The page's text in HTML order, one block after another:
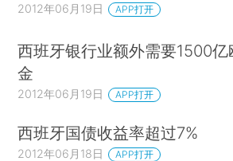
2012年06月19日 APP打开
西班牙银行业额外需要1500
金
2012年06月19日 APP打开
西班牙国债收益率超过7%
2012年06月18日 APP打开